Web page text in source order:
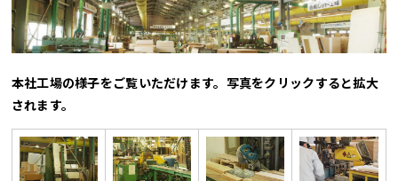
本社工場の様子をご覧いただけます。写真をクリックすると拡大
されます。